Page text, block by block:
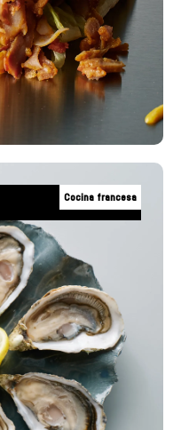
Cocina francesa